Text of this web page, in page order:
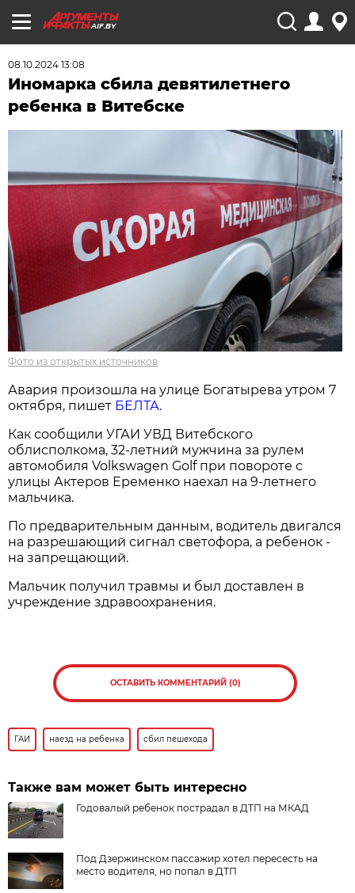
AIF.BY
08.10.2024 13:08
Иномарка сбила девятилетнего
ребенка в Витебске
Фото из открытых источников
Авария произошла на улице Богатырева утром 7
октября, пишет БЕЛТА.
Как сообщили УГАИ УВД Витебского
облисполкома, 32-летний мужчина за рулем
автомобиля Volkswagen Golf при повороте с
улицы Актеров Еременко наехал на 9-летнего
мальчика.
По предварительным данным, водитель двигался
на разрешающий сигнал светофора, а ребенок -
на запрещающий.
Мальчик получил травмы и был доставлен в
учреждение здравоохранения.
ОСТАВИТЬ КОММЕНТАРИЙ (0)
ГАИ наезд на ребенка сбил пешехода
Также вам может быть интересно
Годовалый ребенок пострадал в ДТП на МКАД
Под Дзержинском пассажир хотел пересесть на
место водителя, но попал в ДТП